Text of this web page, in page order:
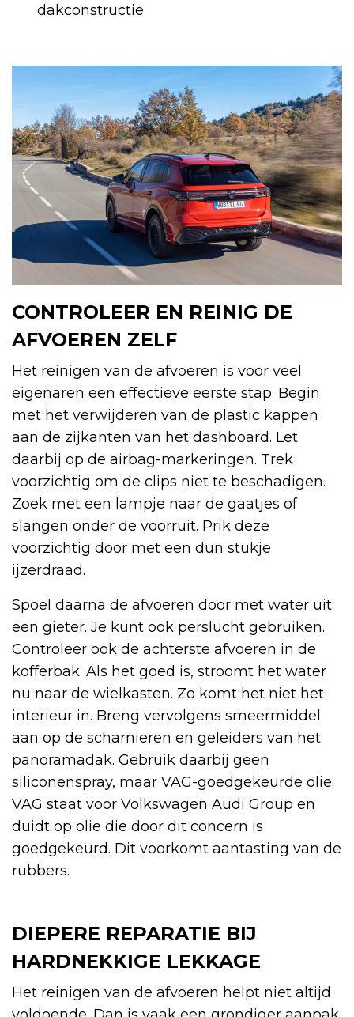
dakconstructie
CONTROLEER EN REINIG DE
AFVOEREN ZELF
Het reinigen van de afvoeren is voor veel
eigenaren een effectieve eerste stap. Begin
met het verwijderen van de plastic kappen
aan de zijkanten van het dashboard. Let
daarbij op de airbag-markeringen. Trek
voorzichtig om de clips niet te beschadigen.
Zoek met een lampje naar de gaatjes of
slangen onder de voorruit. Prik deze
voorzichtig door met een dun stukje
ijzerdraad.
Spoel daarna de afvoeren door met water uit
een gieter. Je kunt ook perslucht gebruiken.
Controleer ook de achterste afvoeren in de
kofferbak. Als het goed is, stroomt het water
nu naar de wielkasten. Zo komt het niet het
interieur in. Breng vervolgens smeermiddel
aan op de scharnieren en geleiders van het
panoramadak. Gebruik daarbij geen
siliconenspray, maar VAG-goedgekeurde olie.
VAG staat voor Volkswagen Audi Group en
duidt op olie die door dit concern is
goedgekeurd. Dit voorkomt aantasting van de
rubbers.
DIEPERE REPARATIE BIJ
HARDNEKKIGE LEKKAGE
Het reinigen van de afvoeren helpt niet altijd